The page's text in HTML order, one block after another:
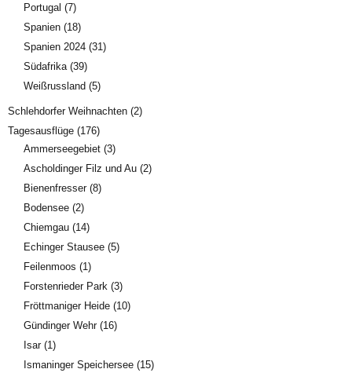
Portugal (7)
Spanien (18)
Spanien 2024 (31)
Südafrika (39)
Weißrussland (5)
Schlehdorfer Weihnachten (2)
Tagesausflüge (176)
Ammerseegebiet (3)
Ascholdinger Filz und Au (2)
Bienenfresser(8)
Bodensee (2)
Chiemgau (14)
Echinger Stausee (5)
Feilenmoos (1)
Forstenrieder Park (3)
Fröttmaniger Heide (10)
Gündinger Wehr(16)
Isar(1)
Ismaninger Speichersee (15)